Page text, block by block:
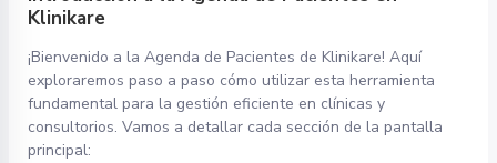
Klinikare
¡Bienvenido a la Agenda de Pacientes de Klinikare! Aquí
exploraremos paso a paso cómo utilizar esta herramienta
fundamental para la gestión eficiente en clínicas y
consultorios. Vamos a detallar cada sección de la pantalla
principal: